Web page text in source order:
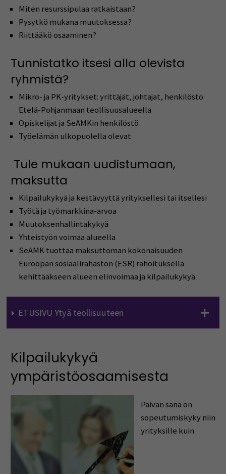
Miten resurssipulaa ratkaistaan?
Pysytkö mukana muutoksessa?
Riittääkö osaaminen?
Tunnistatko itsesi alla olevista
ryhmistä?
Mikro- ja PK-yritykset: yrittäjät, johtajat, henkilöstö
Etelä-Pohjanmaan teollisuusalueella
Opiskelijat ja SeAMKin henkilöstö
Työelämän ulkopuolella olevat
Tule mukaan uudistumaan,
maksutta
Kilpailukykyä ja kestävyyttä yrityksellesi tai itsellesi
Työtä ja työmarkkina-arvoa
Muutoksenhallintakykyä
Yhteistyön voimaa alueella
SeAMK tuottaa maksuttoman kokonaisuuden
Euroopan sosiaalirahaston (ESR) rahoituksella
kehittääkseen alueen elinvoimaa ja kilpailukykyä.
ETUSIVU Ytyä teollisuuteen
Kilpailukykyä
ympäristöosaamisesta
Päivän sana on
sopeutumiskyky niin
yrityksille kuin